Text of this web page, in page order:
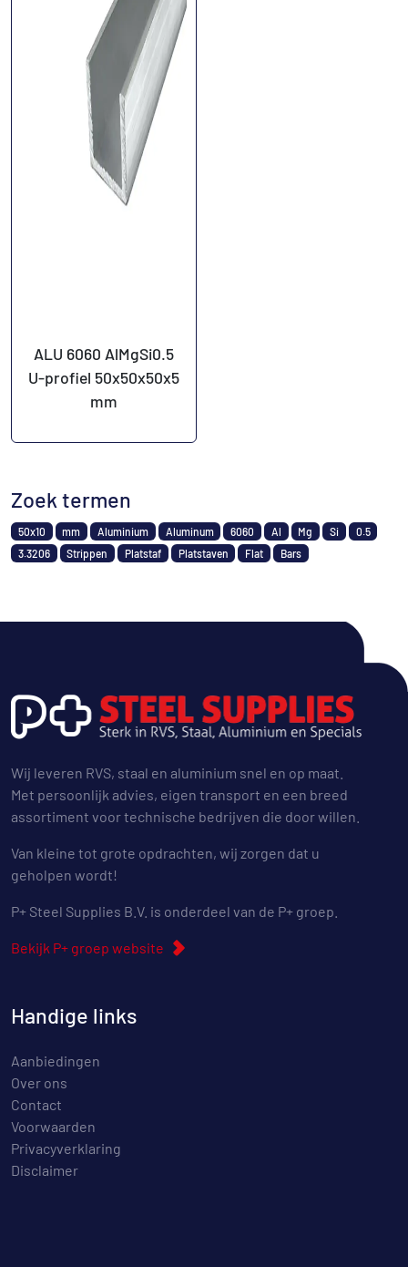
ALU 6060 AlMgSi0.5
U-profiel 50x50x50x5
mm
Zoek termen
50x10 mm Aluminium Aluminum 6060 Al Mg Si
0.5
3.3206
Strippen Platstaf Platstaven Flat Bars
Wij leveren RVS, staal en aluminium snel en op maat.
Met persoonlijk advies, eigen transport en een breed
assortiment voor technische bedrijven die door willen.
Van kleine tot grote opdrachten, wij zorgen dat u
geholpen wordt!
P+ Steel Supplies B.V. is onderdeel van de P+ groep.
Bekijk P+ groep website
Handige links
Aanbiedingen
Over ons
Contact
Voorwaarden
Privacyverklaring
Disclaimer